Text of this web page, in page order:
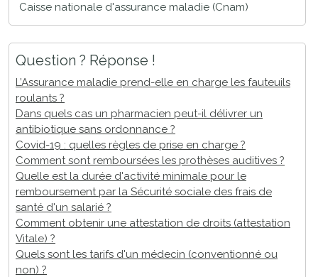
Caisse nationale d'assurance maladie (Cnam)
Question ? Réponse !
L’Assurance maladie prend-elle en charge les fauteuils
roulants ?
Dans quels cas un pharmacien peut-il délivrer un
antibiotique sans ordonnance ?
Covid-19 : quelles règles de prise en charge ?
Comment sont remboursées les prothèses auditives ?
Quelle est la durée d'activité minimale pour le
remboursement par la Sécurité sociale des frais de
santé d'un salarié ?
Comment obtenir une attestation de droits (attestation
Vitale) ?
Quels sont les tarifs d'un médecin (conventionné ou
non) ?